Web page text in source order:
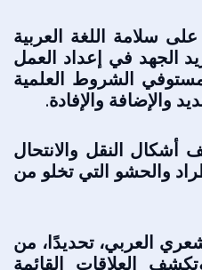
سلامة اللغة العربية
الجهد في إعداد العمل
الشروط العلمية
والإضافة والإفادة.
النقل والانتحال
والحشو التي تخلو من
العربي، تحديدًا، من
العلاقات القائمة